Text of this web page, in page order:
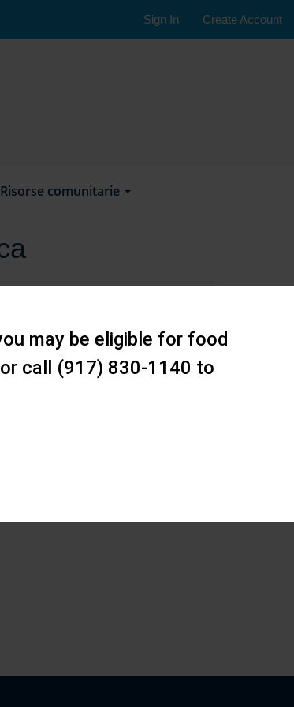
Risorse comunitarie
Sign In Create Account
may be eligible for food
call (917) 830-1140 to